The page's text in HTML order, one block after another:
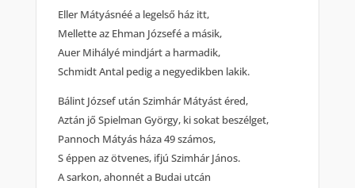
Eller Mátyásnéé a legelső ház itt,
Mellette az Ehman Józsefé a másik,
Auer Mihályé mindjárt a harmadik,
Schmidt Antal pedig a negyedikben lakik.
Bálint József után Szimhár Mátyást éred,
Aztán jő Spielman György, ki sokat beszélget,
Pannoch Mátyás háza 49 számos,
S éppen az ötvenes, ifjú Szimhár János.
A sarkon, ahonnét a Budai utcán